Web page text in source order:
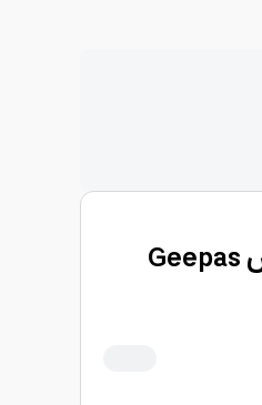
فير شعر قصير 210 درجة مئوية أبيض جيباس Geepas